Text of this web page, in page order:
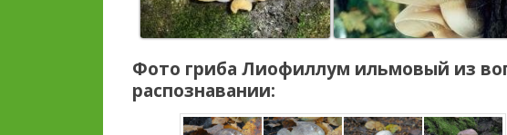
Фото гриба Лиофиллум ильмовый из
распознавании: